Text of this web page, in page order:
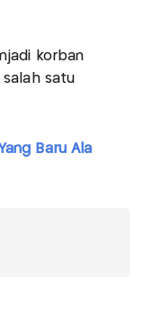
korban
salah satu
Baru Ala